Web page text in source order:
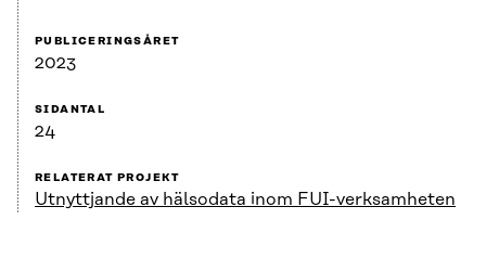
PUBLICERINGSÅRET
2023
SIDANTAL
24
RELATERAT PROJEKT
Utnyttjande av hälsodata inom FUI-verksamheten